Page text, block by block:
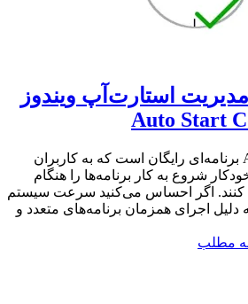
مدیریت استارت‌آپ ویندوز
Auto Start
برنامه Auto Start Confirm برنامه‌ای رایگان است که به کاربران
شروع به کار برنامه‌ها را هنگام
کنند. اگر احساس می‌کنید سرعت سیستم
دلیل اجرای همزمان برنامه‌های متعدد و
مطلب